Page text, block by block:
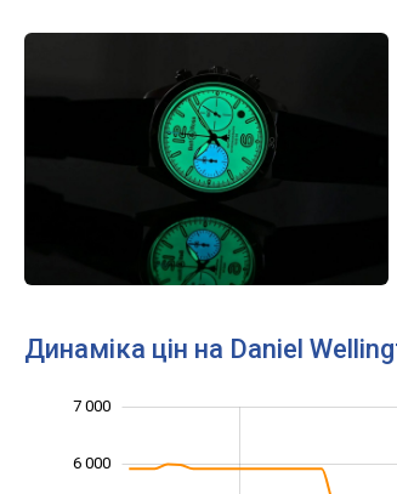
Динаміка цін на Daniel
6 000
7 000